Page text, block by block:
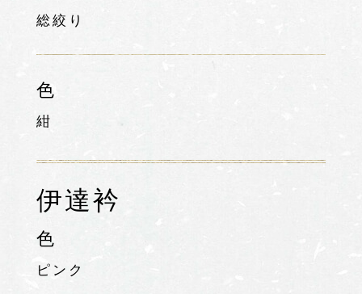
総絞り
色
紺
伊達衿
色
ピンク